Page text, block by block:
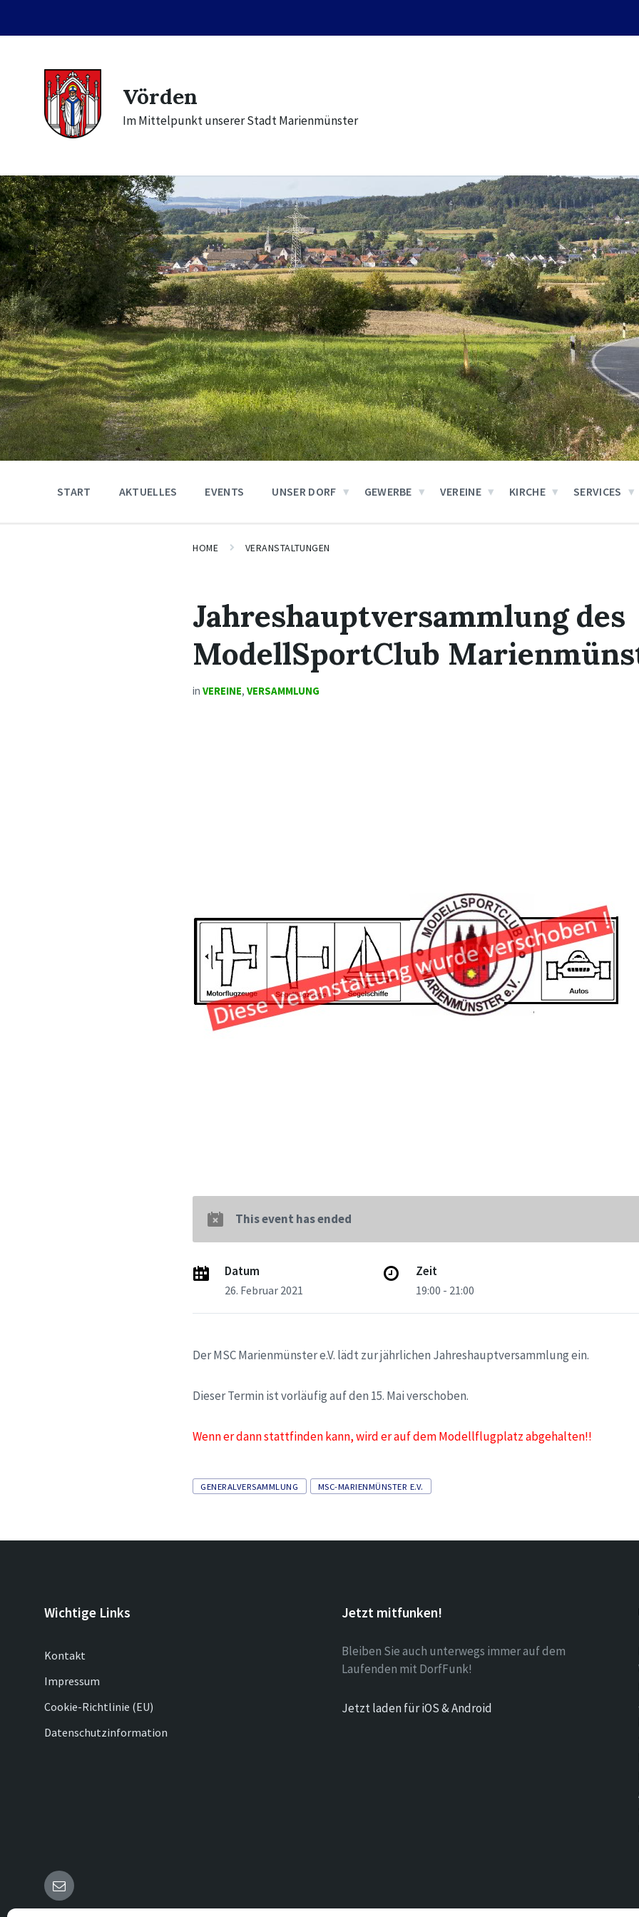
content
main
footer
Vörden
Im Mittelpunkt unserer Stadt Marienmünster
START AKTUELLES EVENTS UNSER DORF GEWERBE VEREINE KIRCHE SERVICES
HOME VERANSTALTUNGEN
Jahreshauptversammlung des
ModellSportClub
inVEREINE,VERSAMMLUNG
This event has ended
Datum
26. Februar 2021
Zeit
19:00 - 21:00
Der MSC Marienmünster e.V. lädt zur jährlichen Jahreshauptversammlung ein.
Dieser Termin ist vorläufig auf den 15. Mai verschoben.
Wenn er dann stattfinden kann, wird er auf dem Modellflugplatz abgehalten!!
Tags
GENERALVERSAMMLUNG MSC-MARIENMÜNSTER E.V.
Wichtige Links
Kontakt
Impressum
Cookie-Richtlinie (EU)
Datenschutzinformation
Jetzt mitfunken!
Bleiben Sie auch unterwegs immer auf dem
Laufenden mit DorfFunk!
Jetzt laden für iOS & Android
E-